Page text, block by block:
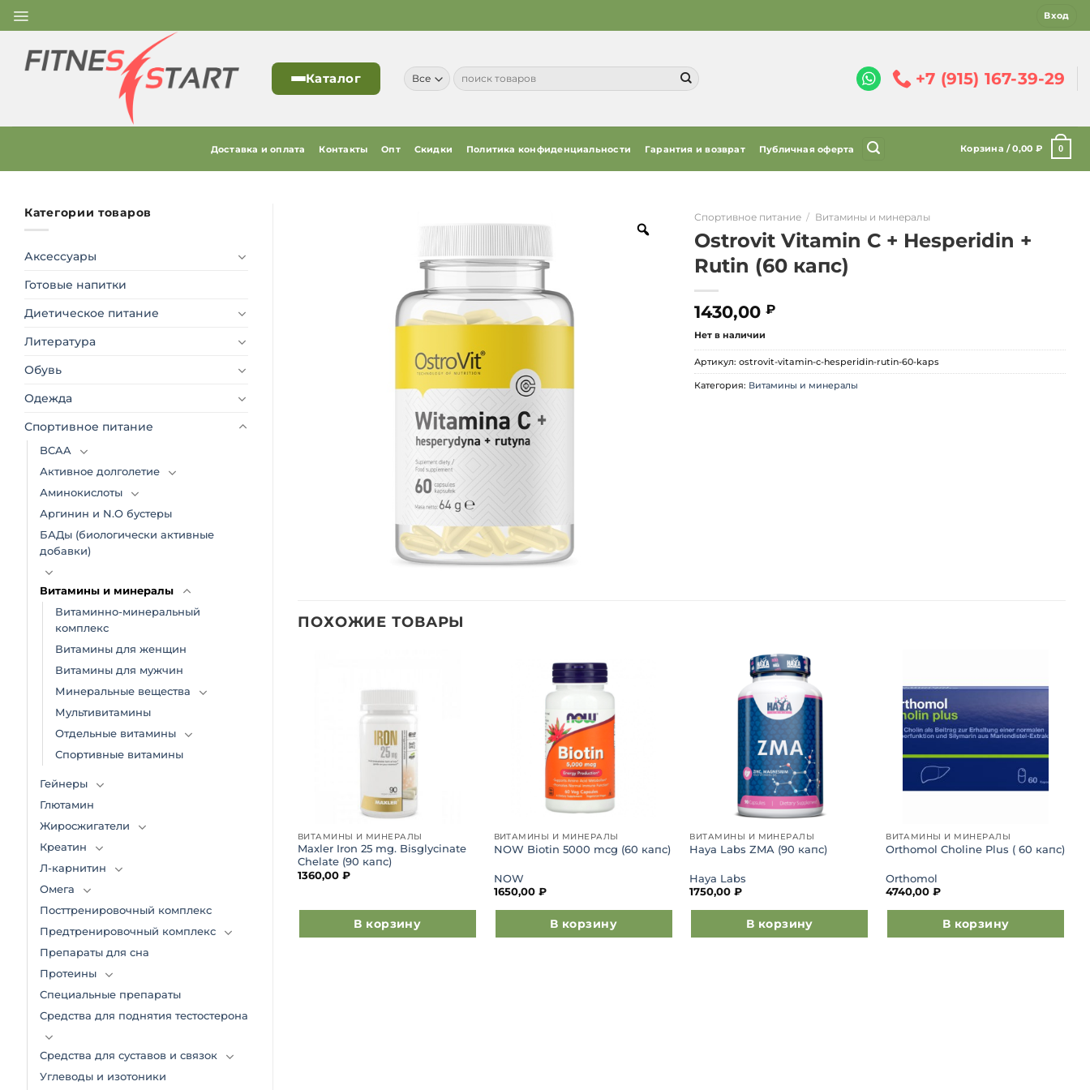
Skip
Вход
Каталог Искать: +7 (915) 167-39-29
Доставка и оплата Контакты Опт Скидки Политика конфиденциальности Гарантия и возврат Публичная оферта Корзина /0,00 ₽ 0
Категории товаров
Аксессуары
Готовые напитки
Диетическое питание
Литература
Обувь
Одежда
Спортивное питание
BCAA
Активное долголетие
Аминокислоты
Аргинин и N.O бустеры
БАДы (биологически активные
добавки)
Витамины и минералы
Витаминно-минеральный
комплекс
Витамины для женщин
Витамины для мужчин
Минеральные вещества
Мультивитамины
Отдельные витамины
Спортивные витамины
Гейнеры
Глютамин
Жиросжигатели
Креатин
Л-карнитин
Омега
Посттренировочный комплекс
Предтренировочный комплекс
Препараты для сна
Протеины
Специальные препараты
Средства для поднятия тестостерона
Средства для суставов и связок
Углеводы и изотоники
Спортивное питание / Витамины и минералы
Ostrovit Vitamin C + Hesperidin +
Rutin (60 капс)
1430,00 ₽
Нет в наличии
Артикул: ostrovit-vitamin-c-hesperidin-rutin-60-kaps
Категория: Витамины и минералы
ПОХОЖИЕ ТОВАРЫ
ВИТАМИНЫ И МИНЕРАЛЫ
Maxler Iron 25 mg. Bisglycinate
Chelate (90 капс)
1360,00 ₽
В корзину
ВИТАМИНЫ И МИНЕРАЛЫ
NOW Biotin 5000 mcg (60 капс)
NOW
1650,00 ₽
В корзину
Добавить
в список
желаний
ВИТАМИНЫ И МИНЕРАЛЫ
Haya Labs ZMA (90 капс)
Haya Labs
1750,00₽
В корзину
Добавить
желаний
ВИТАМИНЫ И МИНЕРАЛЫ
Orthomol Choline Plus ( 60 капс)
Orthomol
4740,00₽
В корзину
Добавить
желаний
Biotin &
Ostrovit Vitamin C 1000 (120